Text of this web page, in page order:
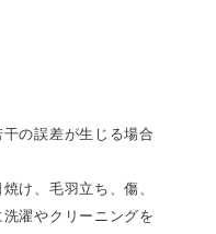
の誤差が生じる場合
け、毛羽立ち、傷、
濯やクリーニングを